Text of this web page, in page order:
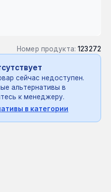
Номер продукта: 123272
сейчас недоступен.
альтернативы в
к менеджеру.
в категории